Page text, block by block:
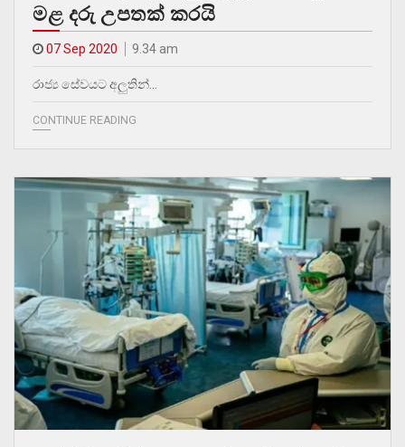
මළ දරු උපතක් කරයි
07 Sep 2020 9.34 am
රාජ්‍ය සේවයට අලුතින්…
CONTINUE READING